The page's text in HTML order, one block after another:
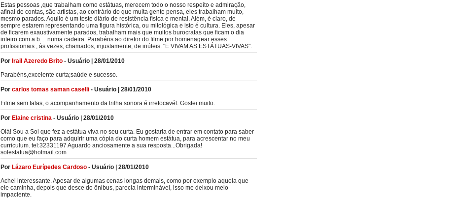
Estas pessoas ,que trabalham como estátuas, merecem todo o nosso respeito e admiração,
afinal de contas, são artistas, ao contrário do que muita gente pensa, eles trabalham muito,
mesmo parados. Aquilo é um teste diário de resistência física e mental. Além, é claro, de
sempre estarem representando uma figura histórica, ou mitológica e isto é cultura. Eles, apesar
de ficarem exaustivamente parados, trabalham mais que muitos burocratas que ficam o dia
inteiro com a b.... numa cadeira. Parabéns ao diretor do filme por homenagear esses
profissionais , às vezes, chamados, injustamente, de inúteis. "E VIVAM AS ESTÁTUAS-VIVAS".
Por Irail Azeredo Brito - Usuário
28/01/2010
Parabéns,excelente curta;saúde e sucesso.
Por carlos tomas saman caselli - Usuário
28/01/2010
Filme sem falas, o acompanhamento da trilha sonora é irretocavél. Gostei muito.
Por Elaine cristina - Usuário
28/01/2010
Olá! Sou a Sol que fez a estátua viva no seu curta. Eu gostaria de entrar em contato para saber
como que eu faço para adquirir uma cópia do curta homem estátua, para acrescentar no meu
curriculum. tel:32331197 Aguardo anciosamente a sua resposta...Obrigada!
solestatua@hotmail.com
Por Lázaro Eurípedes Cardoso - Usuário
28/01/2010
Achei interessante. Apesar de algumas cenas longas demais, como por exemplo aquela que
ele caminha, depois que desce do ônibus, parecia interminável, isso me deixou meio
impaciente.